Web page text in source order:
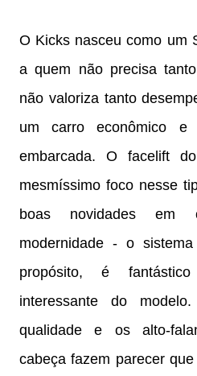
O Kicks nasceu como um
a quem não precisa
não valoriza tanto
um carro econômico e
embarcada. O facelift
mesmíssimo foco nesse
boas novidades em
modernidade - o
propósito, é
interessante do
qualidade e os alto-
cabeça fazem parecer